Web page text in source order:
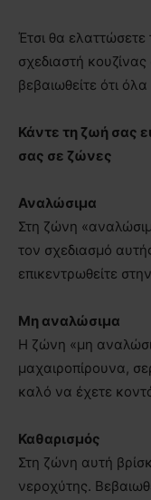
Έτσι θα ελαττώσετε
σχεδιαστή
βεβαιωθείτε ότι
Κάντε τη ζωή σας
σας σε ζώνες
Αναλώσιμα
Στη ζώνη
τον σχεδιασμό
επικεντρωθείτε
Μη αναλώσιμα
Η ζώνη «μη
μαχαιροπίρουνα,
καλό να έχετε
Καθαρισμός
Στη ζώνη αυτή
νεροχύτης.